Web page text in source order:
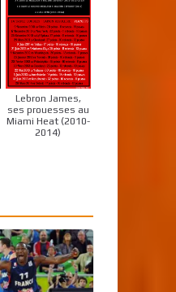
Lebron James,
ses prouesses au
Miami Heat (2010-
2014)